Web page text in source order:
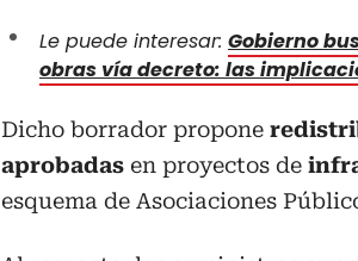
Le puede interesar: Gobierno
obras vía decreto: las
Dicho borrador propone
aprobadas en proyectos de
esquema de Asociaciones